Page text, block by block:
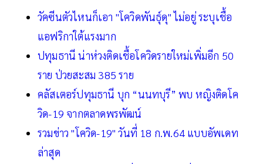
วัคซีนตัวไหนก็เอา "โควิดพันธุ์ดุ" ไม่อยู่ ระบุเชื้อ
แอฟริกาใต้แรงมาก
ปทุมธานี น่าห่วงติดเชื้อโควิดรายใหม่เพิ่มอีก 50
ราย ป่วยสะสม 385 ราย
คลัสเตอร์ปทุมธานี บุก “นนทบุรี” พบ หญิงติดโค
วิด-19 จากตลาดพรพัฒน์
รวมข่าว "โควิด-19" วันที่ 18 ก.พ.64 แบบอัพเดท
ล่าสุด